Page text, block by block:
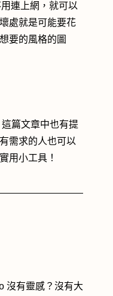
連上網，就可以
處就是可能要花
要的風格的圖
這篇文章中也有提
需求的人也可以
用小工具！
沒有靈感？沒有大